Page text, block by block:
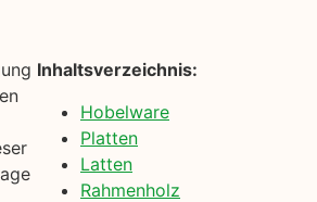
Inhaltsverzeichnis:
Hobelware
Platten
Latten
Rahmenholz